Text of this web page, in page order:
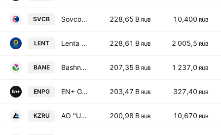
SVCB Sovcombank 228,65 B RUB 10,400 RUB
LENT Lenta IPJSC ORD SHS 228,61 B RUB 2 005,5 RUB
BANE Bashneft ANK 207,35 B RUB 1 237,0 RUB
ENPG EN+ GROUP IPJSC ORD SHS 203,47 B RUB 327,40 RUB
KZRU AO "UK Kuzbassrazrezugol'" ORD 200,98 B RUB 10,670 RUB